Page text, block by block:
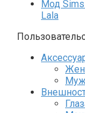
Мод Sims
Lala